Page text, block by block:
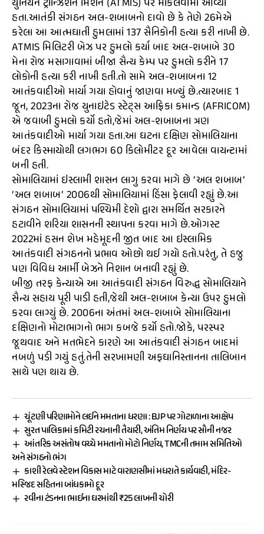
યુનિયન ટ્રાન્ઝિશન મિશન (ATMIS) પર મોકલવામાં આવ્યા
હતા.આતંકી સંગઠન અલ-શબાબનો દાવો છે કે તેણે 26મેએ
કરેલા આ આત્મઘાતી હુમલામાં 137 સૈનિકોની હત્યા કરી નાખી છે.
ATMIS મિલિટરી બેઝ પર હુમલો કર્યા બાદ અલ-શબાબે 30
મેના રોજ મસાગાવામાં બીજા સૈન્ય કેમ્પ પર હુમલો કરીને 17
લોકોની હત્યા કરી નાખી હતી.તો સામે અલ-શબાબના 12
આતંકવાદીઓ માર્યા ગયા હોવાનું જાણવા મળ્યું છે.ત્યારબાદ 1
જૂન, 2023ના રોજ યુનાઇટેડ સ્ટેટ્સ આફ્રિકા કમાન્ડ (AFRICOM)
એ જવાબી હુમલો કર્યો હતો,જેમાં અલ-શબાબના ત્રણ
આતંકવાદીઓ માર્યા ગયા હતા.આ ઘટના દક્ષિણ સોમાલિયાના
બંદર કિસ્માયોથી લગભગ 60 કિલોમીટર દૂર આવેલા વાયન્ટામાં
બની હતી.
સોમાલિયામાં ઇસ્લામી શાસન લાગુ કરવા માગે છે ‘અલ શબાબ’
‘અલ શબાબ’ 2006થી સોમાલિયામાં હિંસા ફેલાવી રહ્યું છે.આ
સંગઠન સોમાલિયામાં પશ્ચિમી દેશો દ્વારા સમર્થિત સરકારને
હટાવીને શરિયા શાસનની સ્થાપના કરવા માગે છે.ઓગસ્ટ
2022માં હસન શેખ મહેમૂદની જીત બાદ આ ઇસ્લામિક
આતંકવાદી સંગઠનનો પ્રભાવ ઓછો થઈ ગયો હતો.પરંતુ, તે હજુ
પણ વિવિધ આર્મી બેઝને નિશાન બનાવી રહ્યું છે.
બીજી તરફ કેન્યાએ આ આતંકવાદી સંગઠન વિરુદ્ધ સોમાલિયાને
સૈન્ય સહાય પૂરી પાડી હતી,જેથી અલ-શબાબ કેન્યા ઉપર હુમલો
કરવા લાગ્યું છે. 2006ના અંતમાં અલ-શબાબે સોમાલિયાના
દક્ષિણનો મોટાભાગનો ભાગ કબજે કર્યો હતો.જોકે, પરસ્પર
જૂથવાદ અને મતભેદને કારણે આ આતંકવાદી સંગઠન બાદમાં
નબળું પડી ગયું હતું.તેની સરખામણી અફઘાનિસ્તાનના તાલિબાન
સાથે પણ થાય છે.
ચૂંટણી પરિણામોને લઈને મમતાના ધરણા : BJP પર ગોટાળાના આક્ષેપ
સુરત પાલિકામાં કમિટી રચનાની તૈયારી, અંતિમ નિર્ણય પર સૌની નજર
આંતરિક અસંતોષ વચ્ચે મમતાનો મોટો નિર્ણય, TMCની તમામ સમિતિઓ
અને સંગઠનો ભંગ
કાશી રેલવે સ્ટેશન વિકાસ માટે વારાણસીમાં મધરાતે કાર્યવાહી, મંદિર-
મસ્જિદ સહિતના બાંધકામો દૂર
રવીના ટંડનના ભાઈના ઘરમાંથી ₹25 લાખની ચોરી